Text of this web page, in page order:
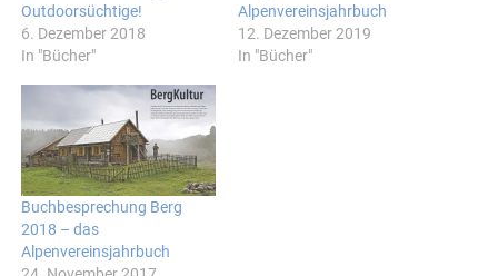
Outdoorsüchtige!
6. Dezember 2018
In "Bücher"
Alpenvereinsjahrbuch
12. Dezember 2019
In "Bücher"
Buchbesprechung Berg
2018 – das
Alpenvereinsjahrbuch